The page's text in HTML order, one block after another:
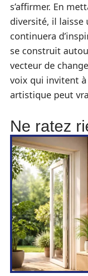
s’affirmer. En
diversité, il laisse
continuera
se construit
vecteur de
voix qui invitent
artistique peut
Ne ratez